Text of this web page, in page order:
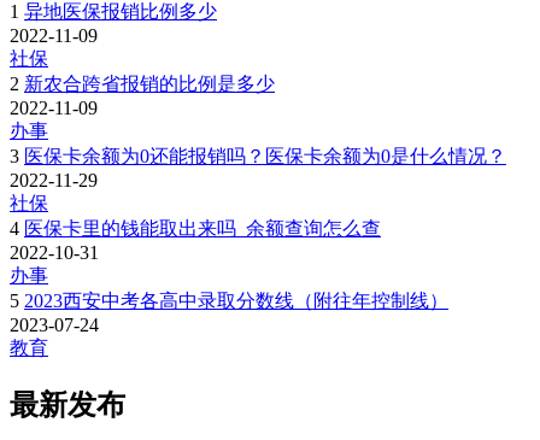
1 异地医保报销比例多少
2022-11-09
社保
2 新农合跨省报销的比例是多少
2022-11-09
办事
3 医保卡余额为0还能报销吗？医保卡余额为0是什么情况？
2022-11-29
社保
4 医保卡里的钱能取出来吗_余额查询怎么查
2022-10-31
办事
5 2023西安中考各高中录取分数线（附往年控制线）
2023-07-24
教育
最新发布